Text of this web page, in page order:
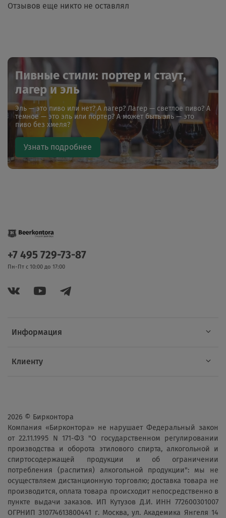
Отзывов еще никто не оставлял
Пивные стили: портер и стаут,
лагер и эль
Эль — это пиво или нет? А лагер? Лагер — светлое пиво? А
темное — это эль или портер? А может быть эль — это
пиво без хмеля?
Узнать подробнее
Информация
Клиенту
+7 495 729-73-87
Пн-Пт с 10:00 до 17:00
2026 © Бирконтора
Компания «Бирконтора» не нарушает Федеральный закон
от 22.11.1995 N 171-ФЗ "О государственном регулировании
производства и оборота этилового спирта, алкогольной и
спиртосодержащей продукции и об ограничении
потребления (распития) алкогольной продукции": мы не
осуществляем дистанционную торговлю; доставка товара не
производится, оплата товара происходит непосредственно в
пункте выдачи заказов. ИП Кутузов Д.И. ИНН 772600301007
ОГРНИП 310774613800441 г. Москва, ул. Академика Янгеля 14